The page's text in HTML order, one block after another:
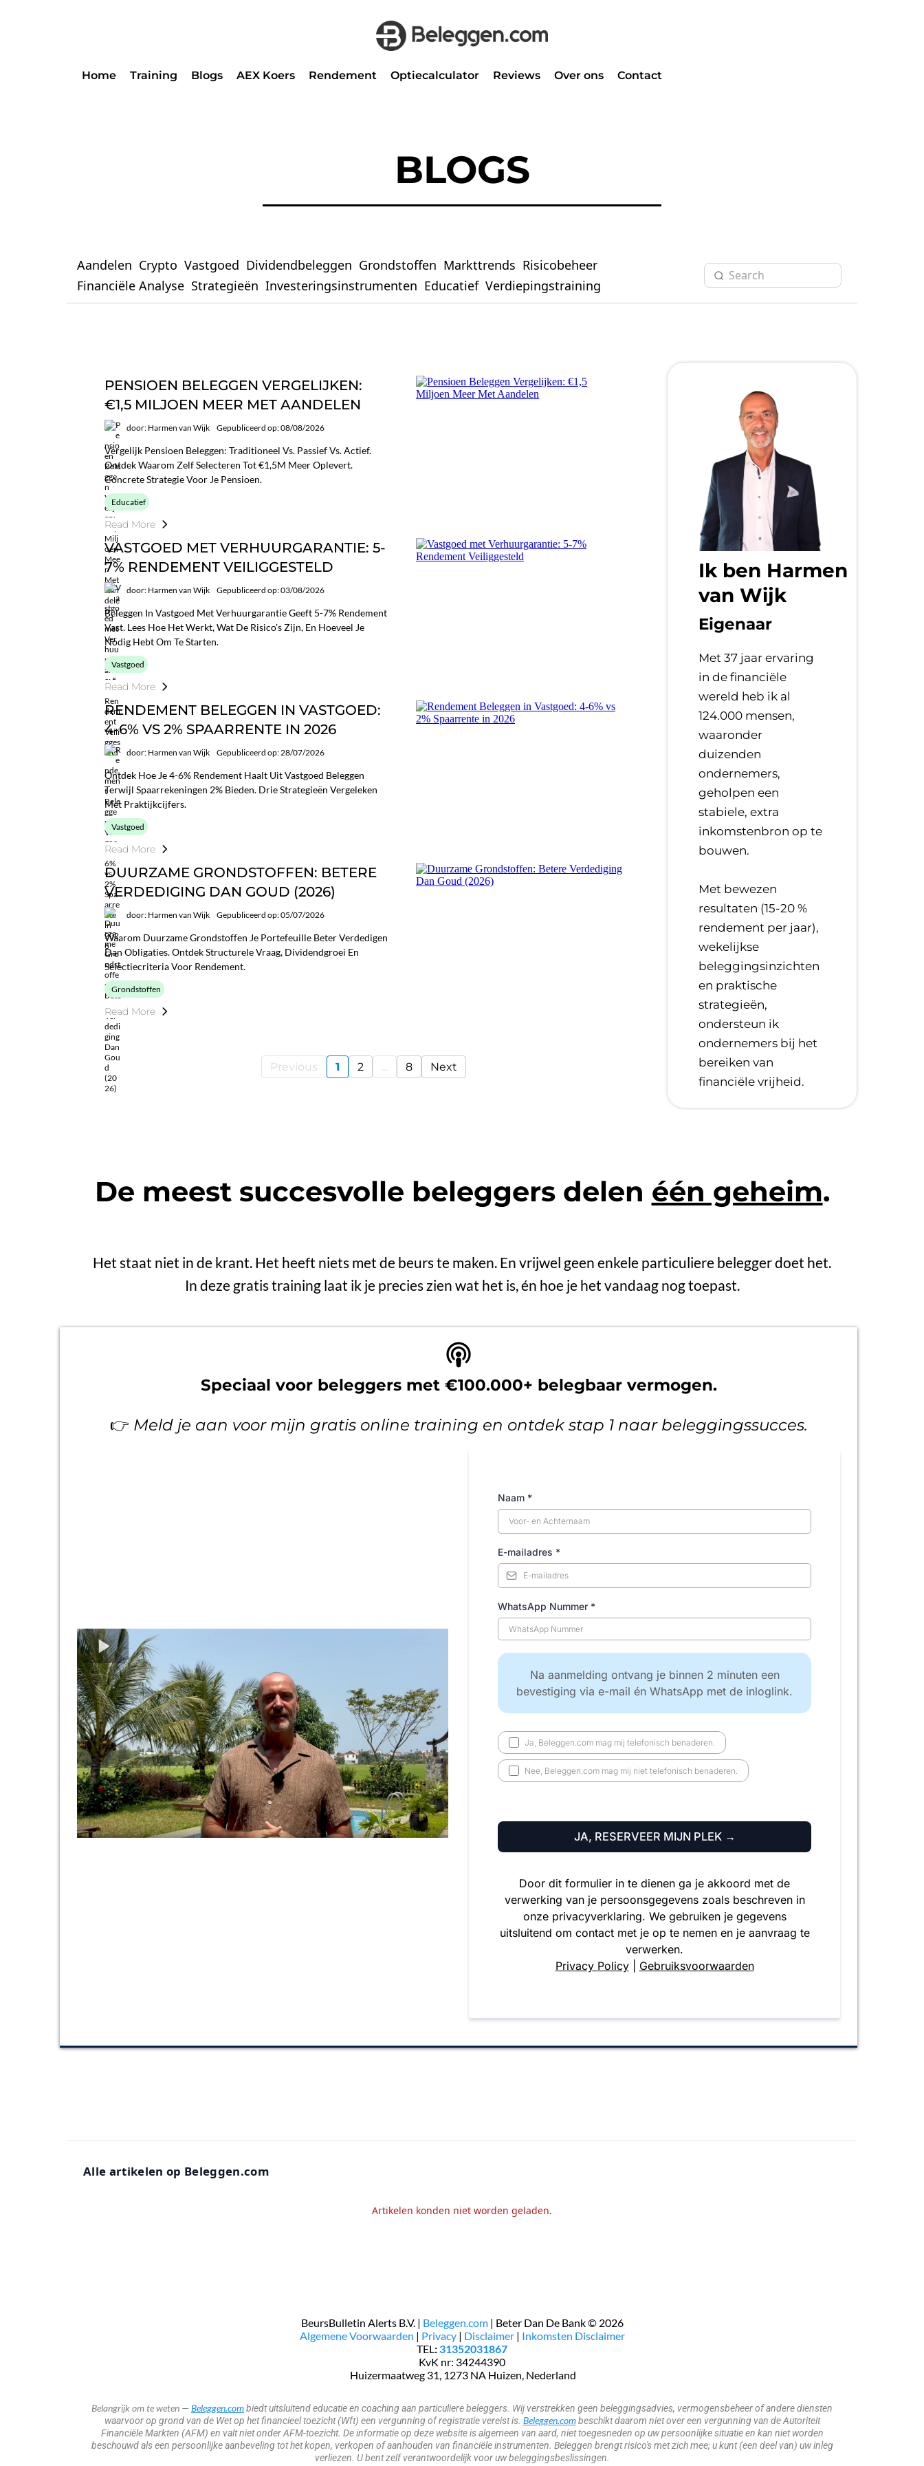
Home Training Blogs AEX Koers Rendement Optiecalculator Reviews Over ons Contact
BLOGS
Aandelen Crypto Vastgoed Dividendbeleggen Grondstoffen Markttrends Risicobeheer
Financiële Analyse Strategieën Investeringsinstrumenten Educatief Verdiepingstraining
PENSIOEN BELEGGEN VERGELIJKEN:
€1,5 MILJOEN MEER MET AANDELEN
door: Harmen van Wijk Gepubliceerd op: 08/08/2026
Vergelijk Pensioen Beleggen: Traditioneel Vs. Passief Vs. Actief.
Ontdek Waarom Zelf Selecteren Tot €1,5M Meer Oplevert.
Concrete Strategie Voor Je Pensioen.
Educatief
Read More
VASTGOED MET VERHUURGARANTIE: 5-
7% RENDEMENT VEILIGGESTELD
door: Harmen van Wijk Gepubliceerd op: 03/08/2026
Beleggen In Vastgoed Met Verhuurgarantie Geeft 5-7% Rendement
Vast. Lees Hoe Het Werkt, Wat De Risico's Zijn, En Hoeveel Je
Nodig Hebt Om Te Starten.
Vastgoed
Read More
RENDEMENT BELEGGEN IN VASTGOED:
4-6% VS 2% SPAARRENTE IN 2026
door: Harmen van Wijk Gepubliceerd op: 28/07/2026
Ontdek Hoe Je 4-6% Rendement Haalt Uit Vastgoed Beleggen
Terwijl Spaarrekeningen 2% Bieden. Drie Strategieën Vergeleken
Met Praktijkcijfers.
Vastgoed
Read More
DUURZAME GRONDSTOFFEN: BETERE
VERDEDIGING DAN GOUD (2026)
door: Harmen van Wijk Gepubliceerd op: 05/07/2026
Waarom Duurzame Grondstoffen Je Portefeuille Beter Verdedigen
Dan Obligaties. Ontdek Structurele Vraag, Dividendgroei En
Selectiecriteria Voor Rendement.
Grondstoffen
Read More
Previous 1 2 8 Next
Ik ben Harmen
van Wijk
Eigenaar
Met 37 jaar ervaring
in de financiële
wereld heb ik al
124.000 mensen,
waaronder
duizenden
ondernemers,
geholpen een
stabiele, extra
inkomstenbron op te
bouwen.
​Met bewezen
resultaten (15-20 %
rendement per jaar),
wekelijkse
beleggingsinzichten
en praktische
strategieën,
ondersteun ik
ondernemers bij het
bereiken van
financiële vrijheid.
De meest succesvolle beleggers delen één geheim.
Het staat niet in de krant. Het heeft niets met de beurs te maken. En vrijwel geen enkele particuliere belegger doet het.
In deze gratis training laat ik je precies zien wat het is, én hoe je het vandaag nog toepast.
Speciaal voor beleggers met €100.000+ belegbaar vermogen.
👉 Meld je aan voor mijn gratis online training en ontdek stap 1 naar beleggingssucces.
Naam *
E-mailadres *
WhatsApp Nummer *
Na aanmelding ontvang je binnen 2 minuten een
bevestiging via e-mail én WhatsApp met de inloglink.
Ja, Beleggen.com mag mij telefonisch benaderen.
Nee, Beleggen.com mag mij niet telefonisch benaderen.
JA, RESERVEER MIJN PLEK →
Door dit formulier in te dienen ga je akkoord met de
verwerking van je persoonsgegevens zoals beschreven in
onze privacyverklaring. We gebruiken je gegevens
uitsluitend om contact met je op te nemen en je aanvraag te
verwerken.
Privacy Policy| Gebruiksvoorwaarden
Alle artikelen op Beleggen.com
Artikelen konden niet worden geladen.
BeursBulletin Alerts B.V. | Beleggen.com| Beter Dan De Bank © 2026
​Algemene Voorwaarden | Privacy | Disclaimer | Inkomsten Disclaimer
TEL : 31352031867
KvK nr: 34244390
​​​ Huizermaatweg 31, 1273 NA Huizen, Nederland
Belangrijk om te weten — Beleggen.combiedt uitsluitend educatie en coaching aan particuliere beleggers. Wij verstrekken geen beleggingsadvies, vermogensbeheer of andere diensten
waarvoor op grond van de Wet op het financieel toezicht (Wft) een vergunning of registratie vereist is. Beleggen.combeschikt daarom niet over een vergunning van de Autoriteit
Financiële Markten (AFM) en valt niet onder AFM-toezicht. De informatie op deze website is algemeen van aard, niet toegesneden op uw persoonlijke situatie en kan niet worden
beschouwd als een persoonlijke aanbeveling tot het kopen, verkopen of aanhouden van financiële instrumenten. Beleggen brengt risico's met zich mee; u kunt (een deel van) uw inleg
verliezen. U bent zelf verantwoordelijk voor uw beleggingsbeslissingen.